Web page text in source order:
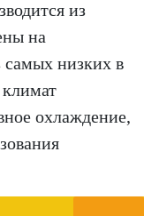
из
на
самых низких в
охлаждение,